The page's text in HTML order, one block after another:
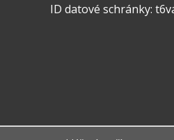
ID datové schránky: